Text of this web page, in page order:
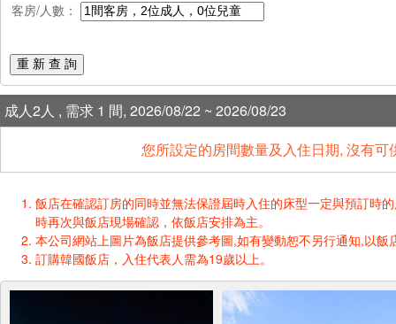
客房/人數：
重 新 查 詢
成人2人 , 需求 1 間, 2026/08/22 ~ 2026/08/23
您所設定的房間數量及入住日期, 沒有
飯店在確認訂房的同時並無法保證屆時入住的床型一定與預訂時
時再次與飯店現場確認，依飯店安排為主。
本公司網站上圖片為飯店提供參考圖,如有變動恕不另行通知,以飯
訂購韓國飯店，入住代表人需為19歲以上。